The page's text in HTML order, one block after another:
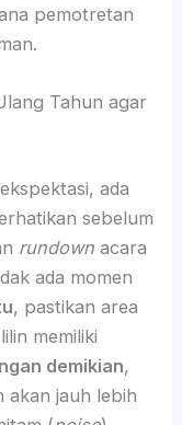
pemotretan
Tahun agar
ada
sebelum
rundownacara
ada momen
, pastikan area
memiliki
demikian,
akan jauh lebih